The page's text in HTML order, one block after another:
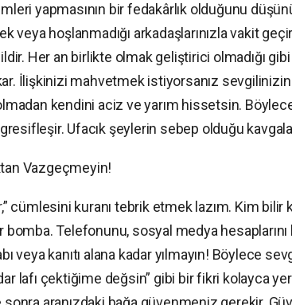
yapmasının bir fedakârlık olduğunu
veya hoşlanmadığı arkadaşlarınızla vakit
Her an birlikte olmak geliştirici olmadığı gibi
İlişkinizi mahvetmek istiyorsanız sevgilinizin
kendini aciz ve yarım hissetsin.
Ufacık şeylerin sebep olduğu
Vazgeçmeyin!
cümlesini kuranı tebrik etmek lazım. Kim
bomba. Telefonunu, sosyal medya
veya kanıtı alana kadar yılmayın! Böylece
lafı çektiğime değsin” gibi bir fikri kolayca